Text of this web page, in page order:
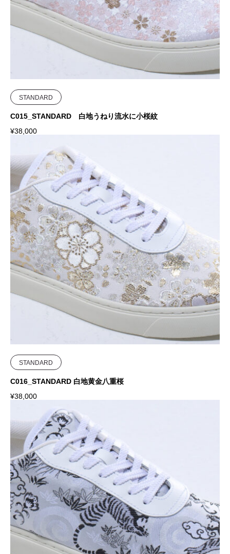
STANDARD
C015_STANDARD 白地うねり流水に小桜紋
¥38,000
STANDARD
C016_STANDARD 白地黄金八重桜
¥38,000